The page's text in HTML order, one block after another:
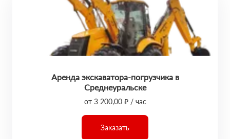
Аренда экскаватора-погрузчика в
Среднеуральске
от 3 200,00 ₽ / час
Заказать